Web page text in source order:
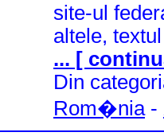
site-ul
altele,
... [
Din
Rom�nia-